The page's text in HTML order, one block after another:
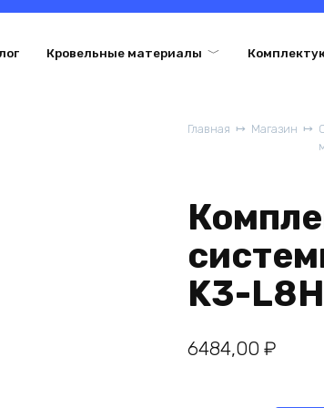
Кровельные материалы
Главная Магазин
K3-
6484,00 ₽